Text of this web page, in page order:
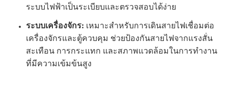
ระบบไฟฟ้าเป็นระเบียบและตรวจสอบได้ง่าย
ระบบเครื่องจักร: เหมาะสำหรับการเดินสายไฟเชื่อมต่อ
เครื่องจักรและตู้ควบคุม ช่วยป้องกันสายไฟจากแรงสั่น
สะเทือน การกระแทก และสภาพแวดล้อมในการทำงาน
ที่มีความเข้มข้นสูง